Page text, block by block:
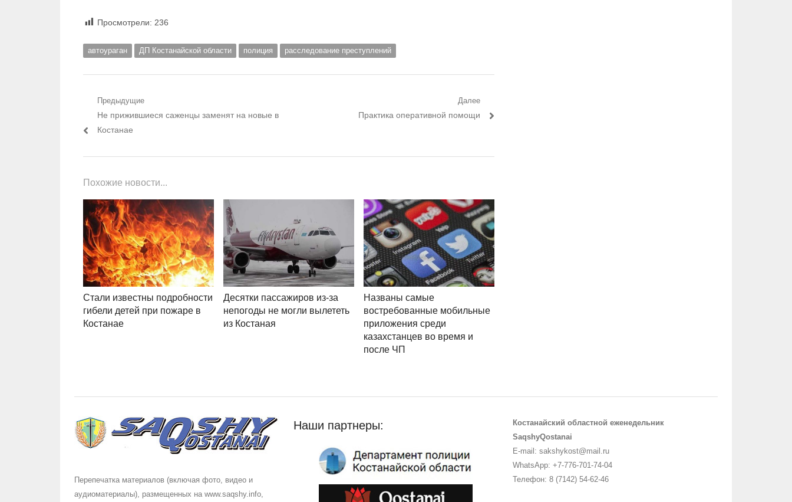
Просмотрели: 236
автоураган ДП Костанайской области полиция расследование преступлений
Навигация по записям
Предыдущие
Предыдущий пост:
Не прижившиеся саженцы заменят на новые в
Костанае
Далее
Следующий пост:
Практика оперативной помощи
Похожие новости...
Стали известны подробности
гибели детей при пожаре в
Костанае
Десятки пассажиров из-за
непогоды не могли вылететь
из Костаная
Названы самые
востребованные мобильные
приложения среди
казахстанцев во время и
после ЧП
Перепечатка материалов (включая фото, видео и
аудиоматериалы), размещенных на www.saqshy.info,
Наши партнеры:
Костанайский областной еженедельник
SaqshyQostanai
E-mail: sakshykost@mail.ru
WhatsApp: +7-776-701-74-04
Телефон: 8 (7142) 54-62-46